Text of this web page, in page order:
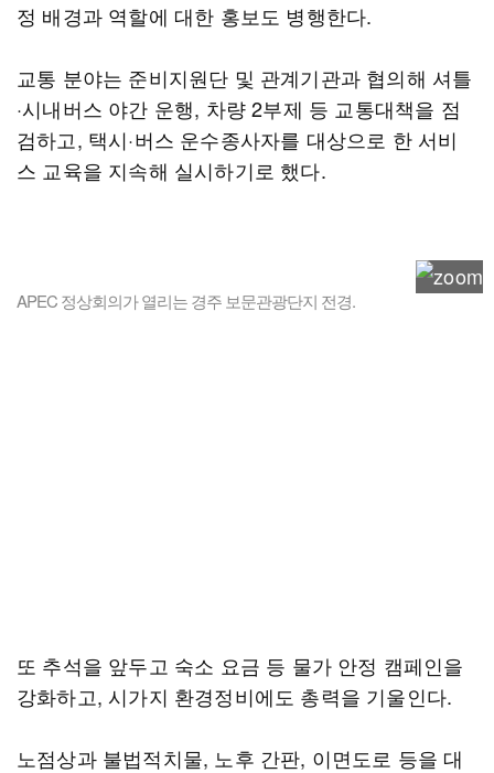
정 배경과 역할에 대한 홍보도 병행한다.
교통 분야는 준비지원단 및 관계기관과 협의해 셔틀
·시내버스 야간 운행, 차량 2부제 등 교통대책을 점
검하고, 택시·버스 운수종사자를 대상으로 한 서비
스 교육을 지속해 실시하기로 했다.
APEC 정상회의가 열리는 경주 보문관광단지 전경.
또 추석을 앞두고 숙소 요금 등 물가 안정 캠페인을
강화하고, 시가지 환경정비에도 총력을 기울인다.
노점상과 불법적치물, 노후 간판, 이면도로 등을 대